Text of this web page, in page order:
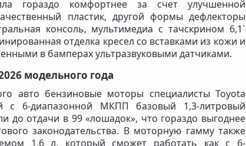
гораздо комфортнее за счет улучшенной
пластик, другой формы дефлекторы
консоль, мультимедиа с тачскрином 6,1´
отделка кресел со вставками из кожи и
в бамперах ультразвуковыми датчиками.
модельного года
авто бензиновые моторы специалисты Toyota
с 6-диапазонной МКПП базовый 1,3-литровый
до отдачи в 99 «лошадок», что гораздо выгоднее
законодательства. В моторную гамму также
1,6 л, который сможет работать как с 6-